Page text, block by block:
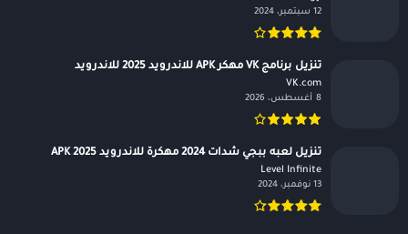
12 سبتمبر، 2024
تنزيل برنامج VK مهكر APK للاندرويد 2025 للاندرويد
VK.com‏
8 أغسطس، 2026
تنزيل لعبه ببجي شدات 2024 مهكرة للاندرويد APK 2025
Level Infinite‏
13 نوفمبر، 2024